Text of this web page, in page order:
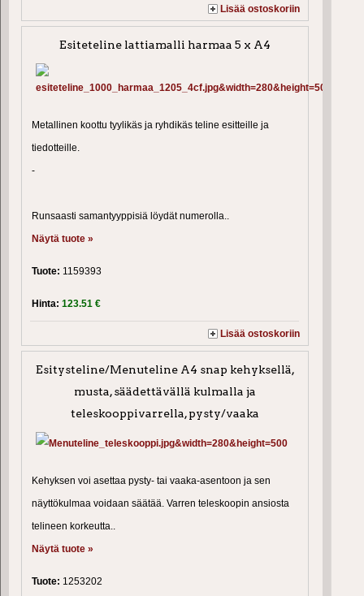
Lisää ostoskoriin
Esiteteline lattiamalli harmaa 5 x A4
Metallinen koottu tyylikäs ja ryhdikäs teline esitteille ja
tiedotteille.
-
Runsaasti samantyyppisiä löydät numerolla..
Näytä tuote »
Tuote: 1159393
Hinta: 123.51 €
Lisää ostoskoriin
Esitysteline/Menuteline A4 snap kehyksellä,
musta, säädettävällä kulmalla ja
teleskooppivarrella, pysty/vaaka
Kehyksen voi asettaa pysty- tai vaaka-asentoon ja sen
näyttökulmaa voidaan säätää. Varren teleskoopin ansiosta
telineen korkeutta..
Näytä tuote »
Tuote: 1253202